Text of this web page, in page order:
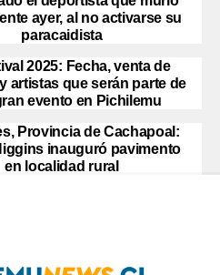
ayer, al no activarse su
paracaidista
2025: Fecha, venta de
artistas que serán parte de
evento en Pichilemu
Provincia de Cachapoal:
inauguró pavimento
en localidad rural